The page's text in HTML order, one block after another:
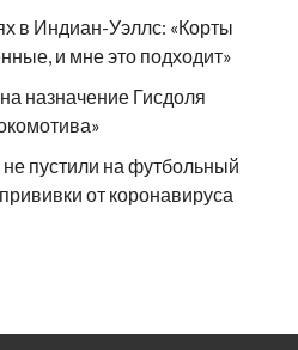
в Индиан-Уэллс: «Корты
и мне это подходит»
назначение Гисдоля
пустили на футбольный
от коронавируса